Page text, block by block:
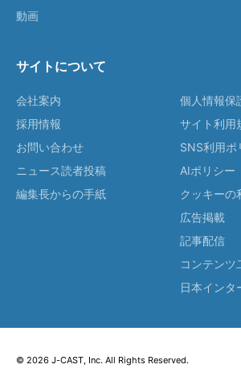
動画
サイトについて
会社案内
採用情報
お問い合わせ
ニュース読者投稿
編集長からの手紙
個人情報保
サイト利用
SNS利用ポ
AIポリシー
クッキーの
広告掲載
記事配信
コンテンツ
日本インタ
© 2026 J-CAST, Inc. All Rights Reserved.